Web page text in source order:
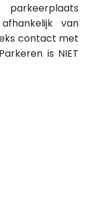
van
contact met
is NIET